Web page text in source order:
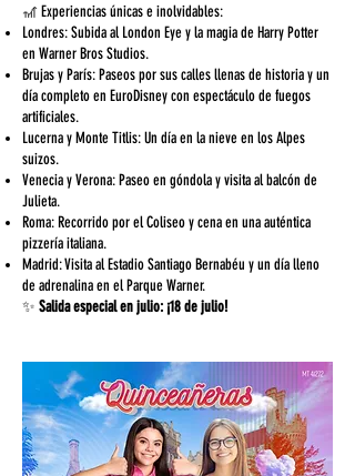
🎢 Experiencias únicas e inolvidables:
Londres: Subida al London Eye y la magia de Harry Potter
en Warner Bros Studios.
Brujas y París: Paseos por sus calles llenas de historia y un
día completo en EuroDisney con espectáculo de fuegos
artificiales.
Lucerna y Monte Titlis: Un día en la nieve en los Alpes
suizos.
Venecia y Verona: Paseo en góndola y visita al balcón de
Julieta.
Roma: Recorrido por el Coliseo y cena en una auténtica
pizzería italiana.
Madrid: Visita al Estadio Santiago Bernabéu y un día lleno
de adrenalina en el Parque Warner.
✨ Salida especial en julio: ¡18 de julio!